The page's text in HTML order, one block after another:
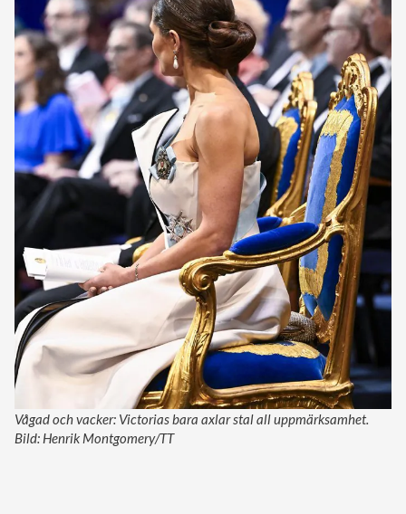
Vågad och vacker: Victorias bara axlar stal all uppmärksamhet.
Bild: Henrik Montgomery/TT